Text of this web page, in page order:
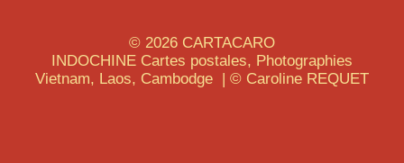
© 2026 CARTACARO
INDOCHINE Cartes postales, Photographies
Vietnam, Laos, Cambodge | © Caroline REQUET